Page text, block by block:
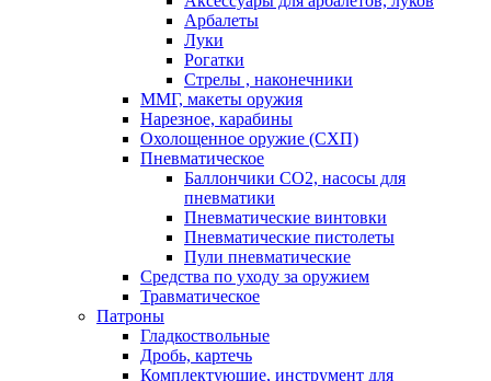
Арбалеты
Луки
Рогатки
Стрелы , наконечники
ММГ, макеты оружия
Нарезное, карабины
Охолощенное оружие (СХП)
Пневматическое
Баллончики СО2, насосы для
пневматики
Пневматические винтовки
Пневматические пистолеты
Пули пневматические
Средства по уходу за оружием
Травматическое
Патроны
Гладкоствольные
Дробь, картечь
Комплектующие, инструмент для